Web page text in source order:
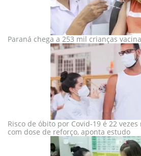
Paraná chega a 253 mil crianças
Risco de óbito por Covid-19 é 22
com dose de reforço, aponta estudo